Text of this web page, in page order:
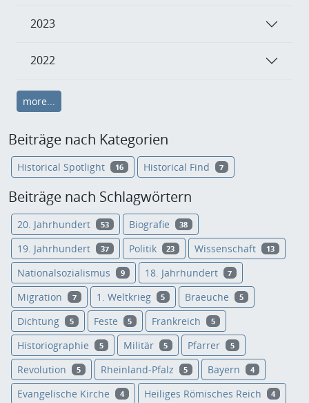
2023
2022
more...
Beiträge nach Kategorien
Historical Spotlight 16 Historical Find 7
Beiträge nach Schlagwörtern
20. Jahrhundert 53 Biografie 38
19. Jahrhundert 37 Politik 23 Wissenschaft 13
Nationalsozialismus 9 18. Jahrhundert 7
Migration 7 1. Weltkrieg 5 Braeuche 5
Dichtung 5 Feste 5 Frankreich 5
Historiographie 5 Militär 5 Pfarrer 5
Revolution 5 Rheinland-Pfalz 5 Bayern 4
Evangelische Kirche 4 Heiliges Römisches Reich 4